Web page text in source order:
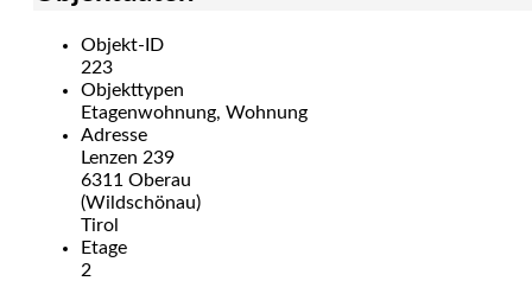
Objekt-ID
223
Objekttypen
Etagenwohnung, Wohnung
Adresse
Lenzen 239
6311 Oberau
(Wildschönau)
Tirol
Etage
2